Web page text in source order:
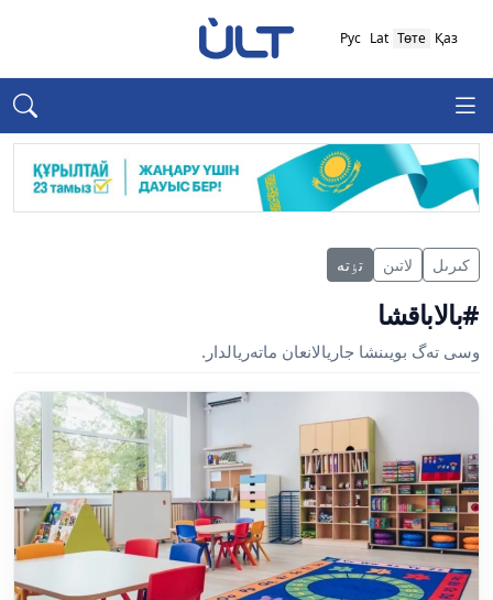
Қаз
Төте
Lat
Рус
كىرىل لاتىن تٶتە
#بالاباقشا
وسى تەگ بويىنشا جاريالانعان ماتەريالدار.